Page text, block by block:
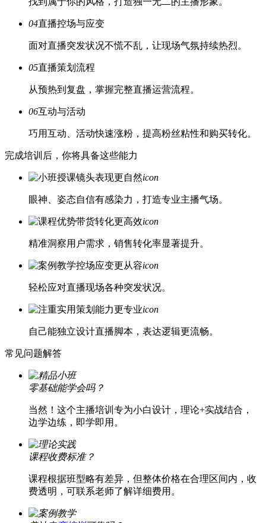
04直播控场与应变
面对直播突发状况不慌不乱，让现场气氛持续热烈。
05直播策划流程
从预热到复盘，掌握完整直播运营流程。
06互动与活动
巧用互动、活动快速涨粉，提高粉丝粘性和购买转化。
完成培训后，你将具备这些能力
镜头表现更自然icon
眼神、姿态自信有感染力，打造专业主播气场。
带货转化更高效icon
精准洞察用户需求，销售转化率显著提升。
控场应变更从容icon
轻松应对直播现场各种突发状况。
策划能力更专业icon
自己能独立设计直播脚本，表达逻辑更流畅。
常见问题解答
零基础能学会吗？
当然！这个主播培训专为小白设计，理论+实战结合，
边学边练，即学即用。
课程收费标准？
课程根据班型略有差异，但整体价格在合理区间内，收
费透明，可联系老师了解详细费用。